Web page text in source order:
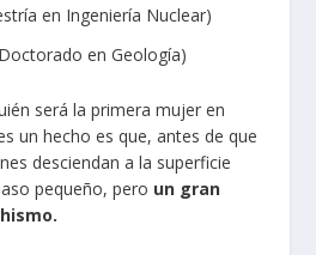
en Ingeniería Nuclear)
en Geología)
será la primera mujer en
un hecho es que, antes de que
desciendan a la superficie
pequeño, pero un gran